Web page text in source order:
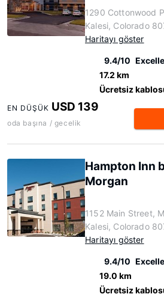
1290 Cottonwood
Kalesi, Colorado
Haritayı göster
9.4/10
17.2 km
Ücretsiz
EN DÜŞÜK USD 139
oda başına / gecelik
Hampton Inn
Morgan
1152 Main Street,
Kalesi, Colorado
Haritayı göster
9.4/10
19.0 km
Ücretsiz